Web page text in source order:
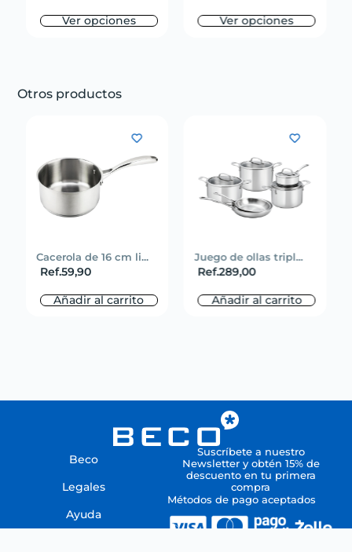
Ver opciones Ver opciones
Otros productos
Cacerola de 16 cm li...
Ref.59,90
Añadir al carrito
Juego de ollas tripl...
Ref.289,00
Añadir al carrito
Beco
Legales
Ayuda
Suscríbete a nuestro
Newsletter y obtén 15% de
descuento en tu primera
compra
Métodos de pago aceptados